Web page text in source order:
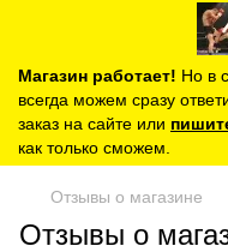
Магазин работает! Но в
всегда можем сразу
заказ на сайте или
как только сможем.
Отзывы о магазине
Отзывы о